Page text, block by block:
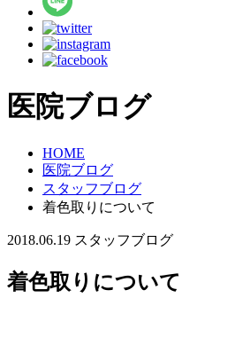
医院ブログ
HOME
医院ブログ
スタッフブログ
着色取りについて
2018.06.19 スタッフブログ
着色取りについて